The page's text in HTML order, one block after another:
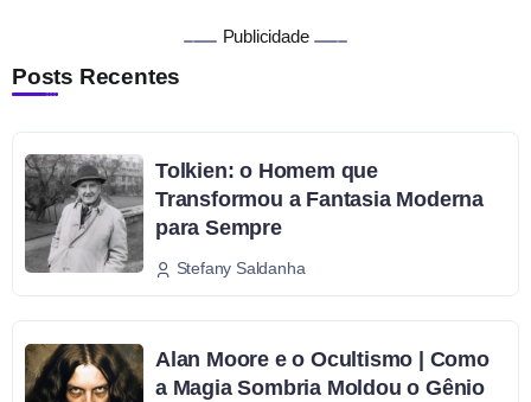
Publicidade
Posts Recentes
Tolkien: o Homem que
Transformou a Fantasia Moderna
para Sempre
Stefany Saldanha
Alan Moore e o Ocultismo | Como
a Magia Sombria Moldou o Gênio